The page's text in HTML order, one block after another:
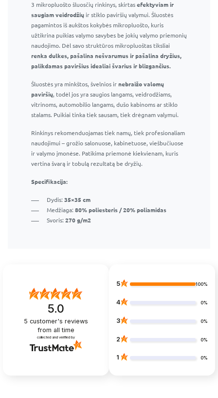
3 mikropluošto šluosčių rinkinys, skirtas efektyviam ir
saugiam veidrodžių ir stiklo paviršių valymui. Šluostės
pagamintos iš aukštos kokybės mikropluošto, kuris
užtikrina puikias valymo savybes be jokių valymo priemonių
naudojimo. Dėl savo struktūros mikropluoštas tiksliai
renka dulkes, pašalina nešvarumus ir pašalina dryžius,
palikdamas paviršius idealiai švarius ir blizgančius.
Šluostės yra minkštos, švelnios ir nebraižo valomų
paviršių, todėl jos yra saugios langams, veidrodžiams,
vitrinoms, automobilio langams, dušo kabinoms ar stiklo
stalams. Puikiai tinka tiek sausam, tiek drėgnam valymui.
Rinkinys rekomenduojamas tiek namų, tiek profesionaliam
naudojimui – grožio salonuose, kabinetuose, viešbučiuose
ir valymo įmonėse. Patikima priemonė kiekvienam, kuris
vertina švarą ir tobulą rezultatą be dryžių.
Specifikacija:
Dydis: 35×35 cm
Medžiaga: 80% poliesteris / 20% poliamidas
Svoris: 270 g/m2
Langų ir veidrodžių valiklis 295 ml – Profesionalus stiklo
valiklis
Efektyvus purškiklis ir patogus buteliukas
Efektyviai pašalina muilo apnašas, vandens dėmes ir
kitas įprastas vonios kambario dėmes
Nepalieka dryžių ar dėmių
stikliniams paviršiams
Tinka naudoti namuose ir profesionaliai
5.0
5 customer's reviews
from all time
collected and verified by
5 100%
4 0%
3 0%
2 0%
1 0%